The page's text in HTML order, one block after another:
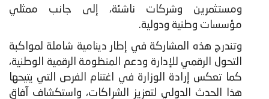
ومستثمرين وشركات ناشئة، إلى جانب ممثلي
مؤسسات وطنية ودولية.
وتندرج هذه المشاركة في إطار دينامية شاملة لمواكبة
التحول الرقمي للإدارة ودعم المنظومة الرقمية الوطنية،
كما تعكس إرادة الوزارة في اغتنام الفرص التي يتيحها
هذا الحدث الدولي لتعزيز الشراكات، واستكشاف آفاق